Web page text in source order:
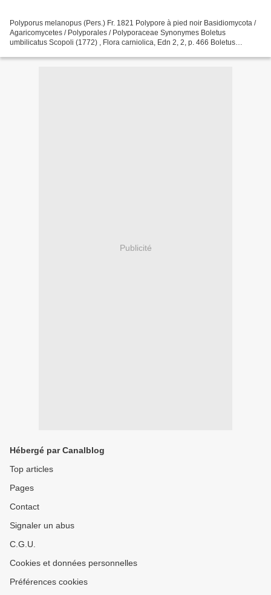
Polyporus melanopus (Pers.) Fr. 1821 Polypore à pied noir Basidiomycota /
Agaricomycetes / Polyporales / Polyporaceae Synonymes Boletus
umbilicatus Scopoli (1772) , Flora carniolica, Edn 2, 2, p. 466 Boletus
Publicité
Hébergé par Canalblog
Top articles
Pages
Contact
Signaler un abus
C.G.U.
Cookies et données personnelles
Préférences cookies